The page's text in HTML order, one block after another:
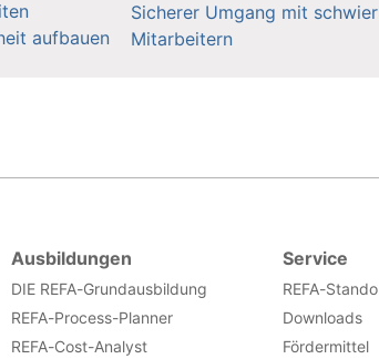
aufbauen
Sicherer Umgang mit
Mitarbeitern
Ausbildungen
DIE REFA-Grundausbildung
REFA-Process-Planner
REFA-Cost-Analyst
Service
REFA-
Downloads
Fördermittel